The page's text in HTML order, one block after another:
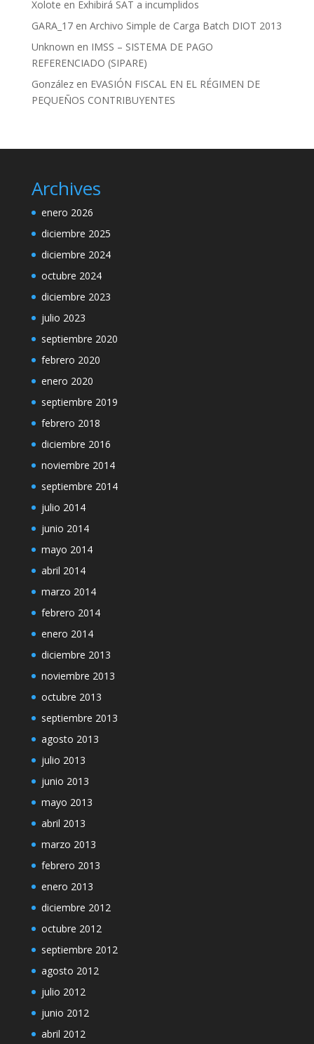
Xolote en Exhibirá SAT a incumplidos
GARA_17en Archivo Simple de Carga Batch DIOT 2013
Unknown en IMSS – SISTEMA DE PAGO
REFERENCIADO (SIPARE)
Gonzálezen EVASIÓN FISCAL EN EL RÉGIMEN DE
PEQUEÑOS CONTRIBUYENTES
Archives
enero 2026
diciembre 2025
diciembre 2024
octubre 2024
diciembre 2023
julio 2023
septiembre 2020
febrero 2020
enero 2020
septiembre 2019
febrero 2018
diciembre 2016
noviembre 2014
septiembre 2014
julio 2014
junio 2014
mayo 2014
abril 2014
marzo 2014
febrero 2014
enero 2014
diciembre 2013
noviembre 2013
octubre 2013
septiembre 2013
agosto 2013
julio 2013
junio 2013
mayo 2013
abril 2013
marzo 2013
febrero 2013
enero 2013
diciembre 2012
octubre 2012
septiembre 2012
agosto 2012
julio 2012
junio 2012
abril 2012